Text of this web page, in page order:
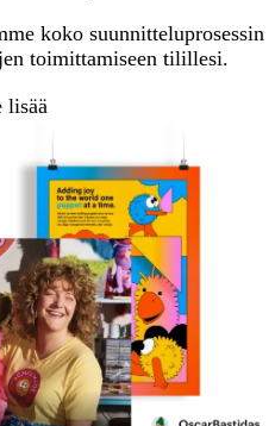
koko suunnitteluprosessin
toimittamiseen tilillesi.
lisää